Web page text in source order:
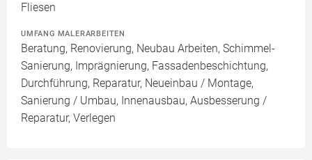
Fliesen
UMFANG MALERARBEITEN
Beratung, Renovierung, Neubau Arbeiten, Schimmel-
Sanierung, Imprägnierung, Fassadenbeschichtung,
Durchführung, Reparatur, Neueinbau / Montage,
Sanierung / Umbau, Innenausbau, Ausbesserung /
Reparatur, Verlegen